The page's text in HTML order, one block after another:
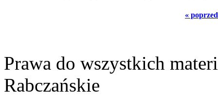
«
Prawa do wszystkich
Rabczańskie